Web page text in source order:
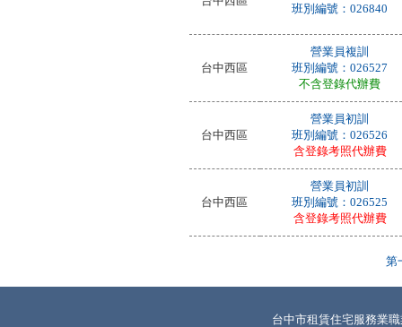
班別編號：026840
台中西區
營業員複訓
班別編號：026527
不含登錄代辦費
台中西區
營業員初訓
班別編號：026526
含登錄考照代辦費
台中西區
營業員初訓
班別編號：026525
含登錄考照代辦費
第
台中市租賃住宅服務業